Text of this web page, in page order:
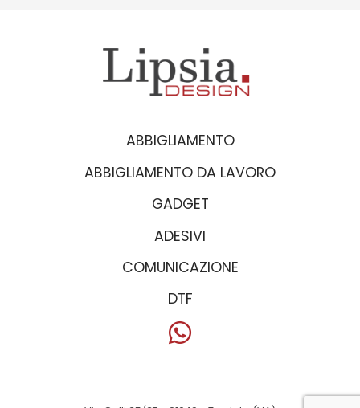
ABBIGLIAMENTO
ABBIGLIAMENTO DA LAVORO
GADGET
ADESIVI
COMUNICAZIONE
DTF